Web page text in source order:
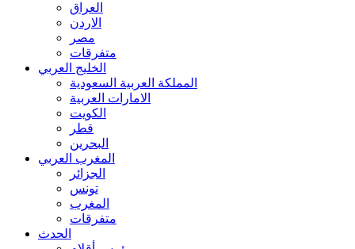
العراق
الاردن
مصر
متفرقات
الخليج العربي
المملكة العربية السعودية
الامارات العربية
الكويت
قطر
البحرين
المغرب العربي
الجزائر
تونس
المغرب
متفرقات
الحدث